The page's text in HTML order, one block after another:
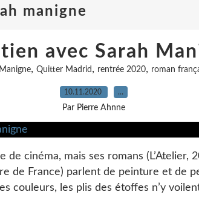
manigne
avec Sarah
, Quitter Madrid , rentrée 2020, roman
10.11.2020 …
Par Pierre Ahnne
de cinéma, mais ses romans (L’Atelier,
de France) parlent de peinture et de
couleurs, les plis des étoffes n’y voilent